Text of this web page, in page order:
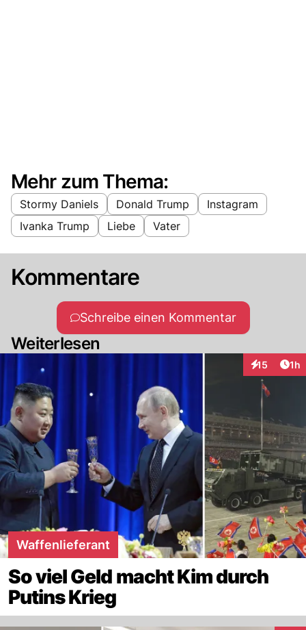
Mehr zum Thema:
Stormy Daniels Donald Trump
Instagram
Ivanka Trump
Liebe Vater
Kommentare
Schreibe einen Kommentar
Weiterlesen
15 1h
Waffenlieferant
So viel Geld macht Kim durch
Putins Krieg